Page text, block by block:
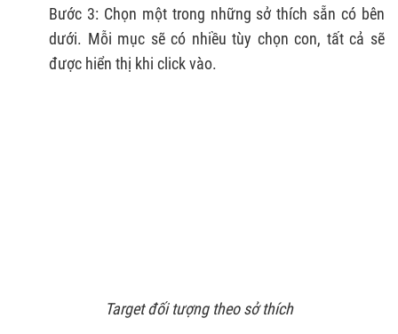
Bước 3: Chọn một trong những sở thích sẵn có bên
dưới. Mỗi mục sẽ có nhiều tùy chọn con, tất cả sẽ
được hiển thị khi click vào.
Target đối tượng theo sở thích